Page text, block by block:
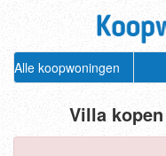
Alle koopwoningen
Villa